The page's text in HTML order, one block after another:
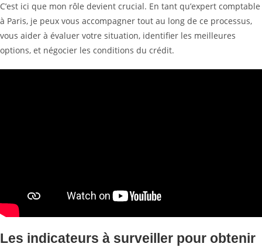
C’est ici que mon rôle devient crucial. En tant qu’expert comptable
à Paris, je peux vous accompagner tout au long de ce processus,
vous aider à évaluer votre situation, identifier les meilleures
options, et négocier les conditions du crédit.
Les indicateurs à surveiller pour obtenir